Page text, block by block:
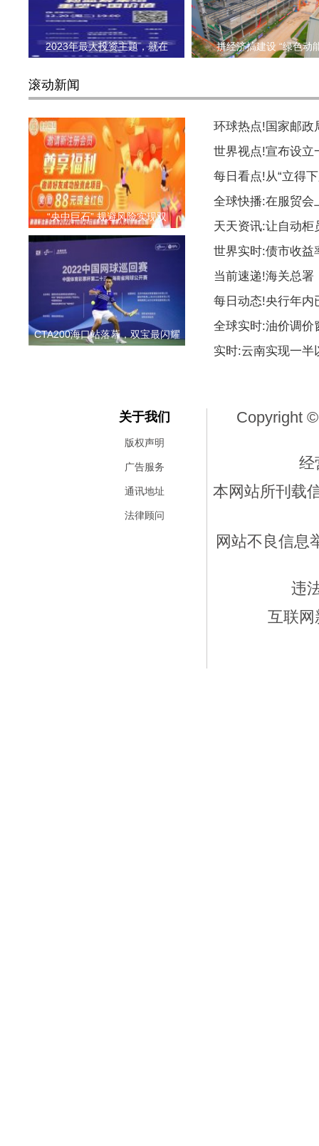
2023年最大投资主题，就在 拼经济搞建设 “绿色动
滚动新闻
“央中巨石” 规避风险实现双
CTA200海口站落幕，双宝最闪耀
环球热点!国家邮政
世界视点!宣布设立
每日看点!从“立得
全球快播:在服贸会
天天资讯:让自动柜
世界实时:债市收益
当前速递!海关总署
每日动态!央行年内
全球实时:油价调价
实时:云南实现一半
关于我们
版权声明
广告服务
通讯地址
法律顾问
Copyright
经
本网站所刊载
网站不良信息
违
互联网